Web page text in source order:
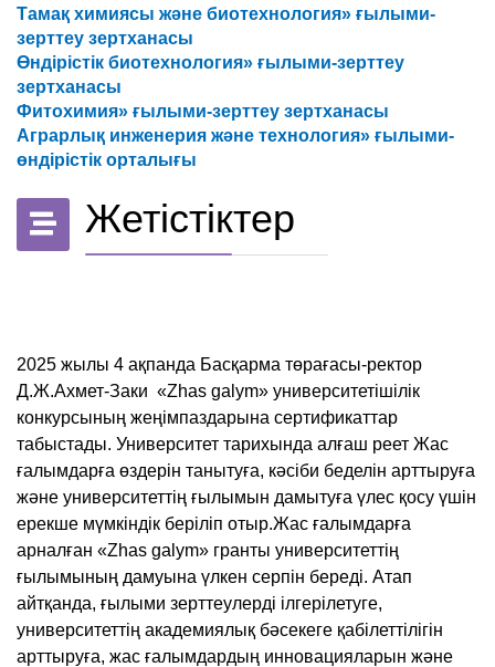
Тамақ химиясы және биотехнология» ғылыми-
зерттеу зертханасы
Өндірістік биотехнология» ғылыми-зерттеу
зертханасы
Фитохимия» ғылыми-зерттеу зертханасы
Аграрлық инженерия және технология» ғылыми-
өндірістік орталығы
Жетістіктер
2025 жылы 4 ақпанда Басқарма төрағасы-ректор
Д.Ж.Ахмет-Заки «Zhas galym» университетішілік
конкурсының жеңімпаздарына сертификаттар
табыстады. Университет тарихында алғаш реет Жас
ғалымдарға өздерін танытуға, кәсіби беделін арттыруға
және университеттің ғылымын дамытуға үлес қосу үшін
ерекше мүмкіндік беріліп отыр.Жас ғалымдарға
арналған «Zhas galym» гранты университеттің
ғылымының дамуына үлкен серпін береді. Атап
айтқанда, ғылыми зерттеулерді ілгерілетуге,
университеттің академиялық бәсекеге қабілеттілігін
арттыруға, жас ғалымдардың инновацияларын және